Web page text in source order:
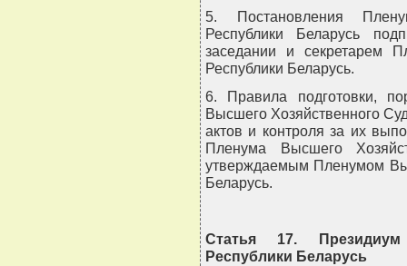
5. Постановления
Республики Беларусь
заседании и секретарем
Республики Беларусь.
6. Правила подготовки,
Высшего Хозяйственного
актов и контроля за их
Пленума Высшего
утверждаемым Пленумом
Беларусь.
Статья 17.
Республики Беларусь